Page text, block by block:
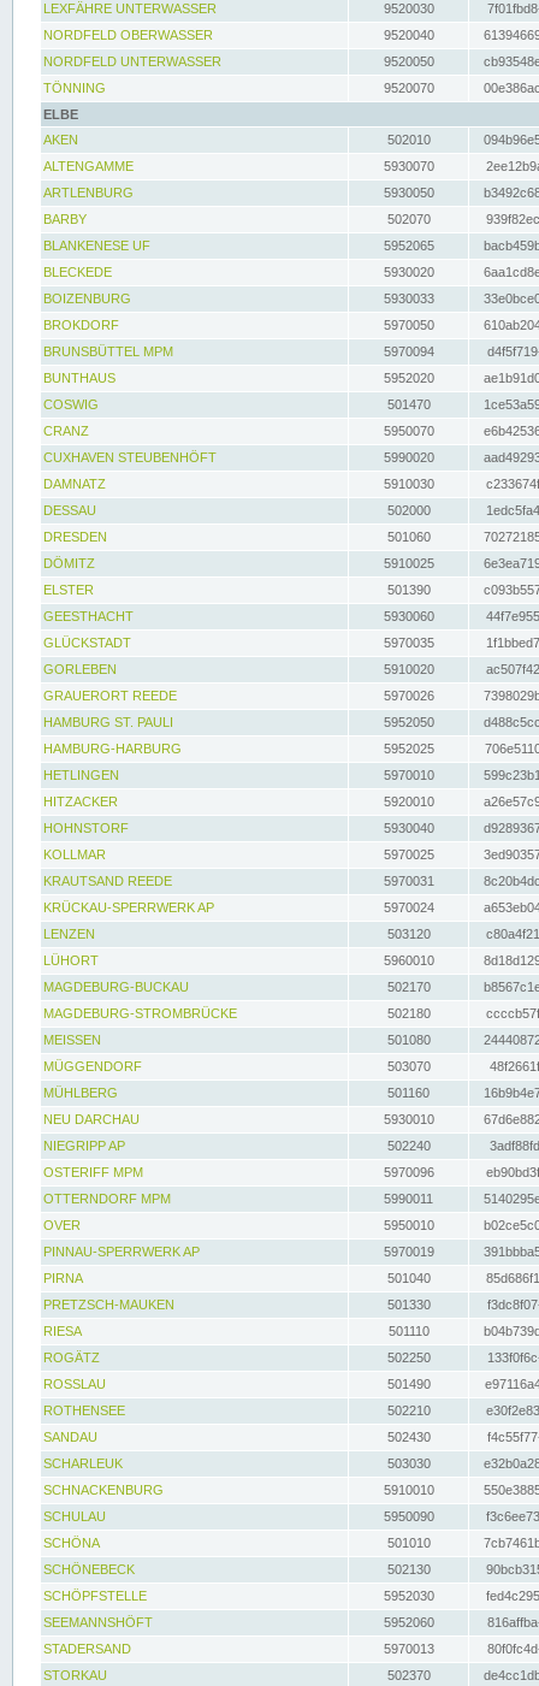
LEXFÄHRE UNTERWASSER
9520030
NORDFELD OBERWASSER
9520040
NORDFELD UNTERWASSER
9520050
TÖNNING
9520070
ELBE
AKEN
502010
ALTENGAMME
5930070
ARTLENBURG
5930050
BARBY
502070
BLANKENESE UF
5952065
BLECKEDE
5930020
BOIZENBURG
5930033
BROKDORF
5970050
BRUNSBÜTTEL MPM
5970094
BUNTHAUS
5952020
COSWIG
501470
CRANZ
5950070
CUXHAVEN STEUBENHÖFT
5990020
DAMNATZ
5910030
DESSAU
502000
DRESDEN
501060
DÖMITZ
5910025
ELSTER
501390
GEESTHACHT
5930060
GLÜCKSTADT
5970035
GORLEBEN
5910020
GRAUERORT REEDE
5970026
HAMBURG ST. PAULI
5952050
HAMBURG-HARBURG
5952025
HETLINGEN
5970010
HITZACKER
5920010
HOHNSTORF
5930040
KOLLMAR
5970025
KRAUTSAND REEDE
5970031
KRÜCKAU-SPERRWERK AP
5970024
LENZEN
503120
LÜHORT
5960010
MAGDEBURG-BUCKAU
502170
MAGDEBURG-STROMBRÜCKE
502180
MEISSEN
501080
MÜGGENDORF
503070
MÜHLBERG
501160
NEU DARCHAU
5930010
NIEGRIPP AP
502240
OSTERIFF MPM
5970096
OTTERNDORF MPM
5990011
OVER
5950010
PINNAU-SPERRWERK AP
5970019
PIRNA
501040
PRETZSCH-MAUKEN
501330
RIESA
501110
ROGÄTZ
502250
ROSSLAU
501490
ROTHENSEE
502210
SANDAU
502430
SCHARLEUK
503030
SCHNACKENBURG
5910010
SCHULAU
5950090
SCHÖNA
501010
SCHÖNEBECK
502130
SCHÖPFSTELLE
5952030
SEEMANNSHÖFT
5952060
STADERSAND
5970013
STORKAU
502370